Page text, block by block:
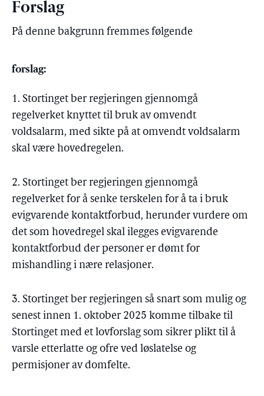
Forslag
På denne bakgrunn fremmes følgende
forslag:
1. Stortinget ber regjeringen gjennomgå
regelverket knyttet til bruk av omvendt
voldsalarm, med sikte på at omvendt voldsalarm
skal være hovedregelen.
2. Stortinget ber regjeringen gjennomgå
regelverket for å senke terskelen for å ta i bruk
evigvarende kontaktforbud, herunder vurdere om
det som hovedregel skal ilegges evigvarende
kontaktforbud der personer er dømt for
mishandling i nære relasjoner.
3. Stortinget ber regjeringen så snart som mulig og
senest innen 1. oktober 2025 komme tilbake til
Stortinget med et lovforslag som sikrer plikt til å
varsle etterlatte og ofre ved løslatelse og
permisjoner av domfelte.